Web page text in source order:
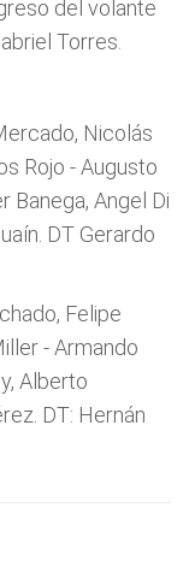
del volante
Torres.
Nicolás
Rojo - Augusto
Banega, Angel Di
DT Gerardo
Felipe
- Armando
Alberto
DT: Hernán